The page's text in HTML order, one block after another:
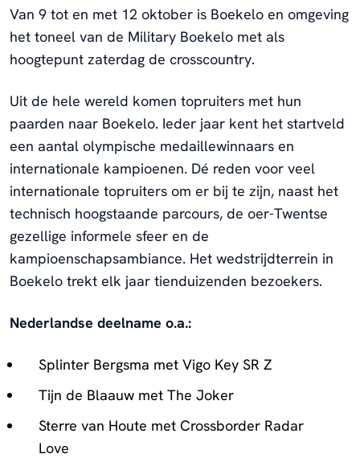
Van 9 tot en met 12 oktober is Boekelo en omgeving
het toneel van de Military Boekelo met als
hoogtepunt zaterdag de crosscountry.
Uit de hele wereld komen topruiters met hun
paarden naar Boekelo. Ieder jaar kent het startveld
een aantal olympische medaillewinnaars en
internationale kampioenen. Dé reden voor veel
internationale topruiters om er bij te zijn, naast het
technisch hoogstaande parcours, de oer-Twentse
gezellige informele sfeer en de
kampioenschapsambiance. Het wedstrijdterrein in
Boekelo trekt elk jaar tienduizenden bezoekers.
Nederlandse deelname o.a.:
Splinter Bergsma met Vigo Key SR Z
Tijn de Blaauw met The Joker
Sterre van Houte met Crossborder Radar
Love